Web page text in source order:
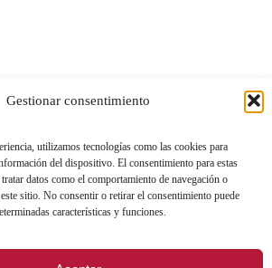
Gestionar consentimiento
utilizamos tecnologías como las cookies para
del dispositivo. El consentimiento para estas
datos como el comportamiento de navegación o
sitio. No consentir o retirar el consentimiento puede
características y funciones.